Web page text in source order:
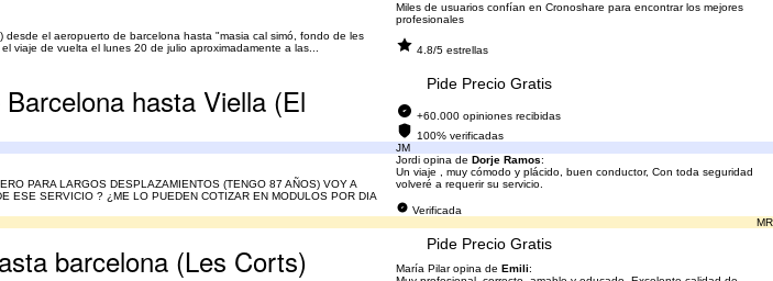
el aeropuerto de barcelona hasta "masia cal simó, fondo de les
viaje de vuelta el lunes 20 de julio aproximadamente a las...
hasta Viella (El
PARA LARGOS DESPLAZAMIENTOS (TENGO 87 AÑOS) VOY A
ESE SERVICIO ? ¿ME LO PUEDEN COTIZAR EN MODULOS POR DIA
Pide Precio Gratis
barcelona (Les Corts) Pide Precio Gratis
Miles de usuarios confían en Cronoshare para encontrar los mejores
profesionales
4.8/5 estrellas
+60.000 opiniones recibidas
100% verificadas
JM
Jordi opina de Dorje Ramos:
Un viaje , muy cómodo y plácido, buen conductor, Con toda seguridad
volveré a requerir su servicio.
Verificada
MR
María Pilar opina de Emili: